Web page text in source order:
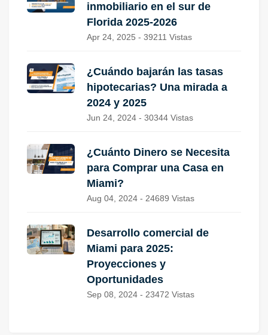
inmobiliario en el sur de
Florida 2025-2026
Apr 24, 2025 - 39211 Vistas
¿Cuándo bajarán las tasas
hipotecarias? Una mirada a
2024 y 2025
Jun 24, 2024 - 30344 Vistas
¿Cuánto Dinero se Necesita
para Comprar una Casa en
Miami?
Aug 04, 2024 - 24689 Vistas
Desarrollo comercial de
Miami para 2025:
Proyecciones y
Oportunidades
Sep 08, 2024 - 23472 Vistas